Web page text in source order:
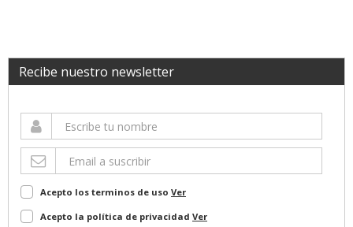
Recibe nuestro newsletter
Acepto los terminos de uso Ver
Acepto la política de privacidad Ver